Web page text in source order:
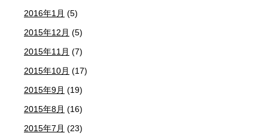
2016年1月 (5)
2015年12月 (5)
2015年11月 (7)
2015年10月 (17)
2015年9月 (19)
2015年8月 (16)
2015年7月 (23)